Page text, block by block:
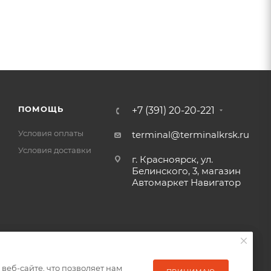
ПОМОЩЬ
Условия оплаты
Условия доставки
+7 (391) 20-20-221
terminal@terminalkrsk.ru
г. Красноярск, ул.
Белинского, 3, магазин
Автомаркет Навигатор
сайте, что позволяет нам
сайте, что позволяет нам